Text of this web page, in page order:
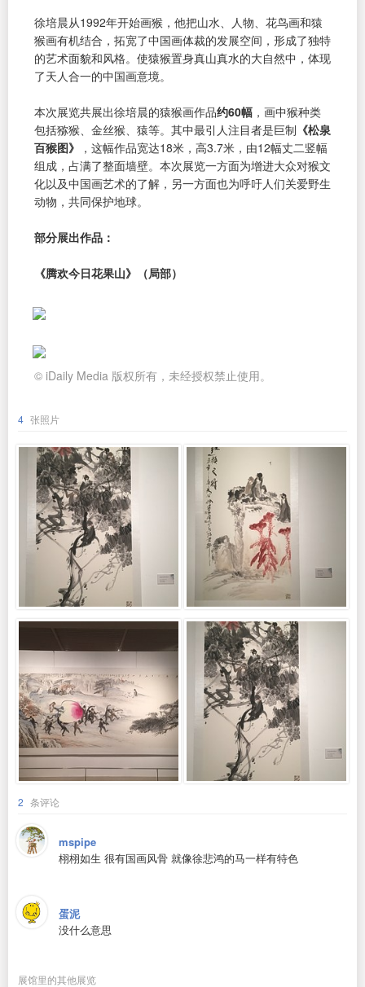
徐培晨从1992年开始画猴，他把山水、人物、花鸟画和猿
猴画有机结合，拓宽了中国画体裁的发展空间，形成了独特
的艺术面貌和风格。使猿猴置身真山真水的大自然中，体现
了天人合一的中国画意境。
本次展览共展出徐培晨的猿猴画作品约60幅 ，画中猴种类
包括猕猴、金丝猴、猿等。其中最引人注目者是巨制 《松泉
百猴图》
，这幅作品宽达18米，高3.7米，由12幅丈二竖幅
组成，占满了整面墙壁。本次展览一方面为增进大众对猴文
化以及中国画艺术的了解，另一方面也为呼吁人们关爱野生
动物，共同保护地球。
部分展出作品：
《腾欢今日花果山》（局部）
© iDaily Media 版权所有，未经授权禁止使用。
4 张照片
2 条评论
mspipe
栩栩如生 很有国画风骨 就像徐悲鸿的马一样有特色
蛋泥
没什么意思
展馆里的其他展览